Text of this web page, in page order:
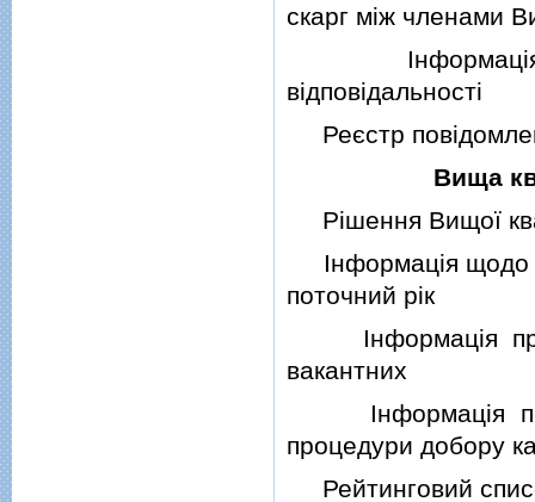
скарг мiж членами
Iнформацiя про
вiдповiдальностi
Реєстр
Вища
Рiшення Вищої
Iнформацiя щодо
поточний рiк
Iнформацiя про
вакантних
Iнформацiя про
процедури добору
Рейтинговий